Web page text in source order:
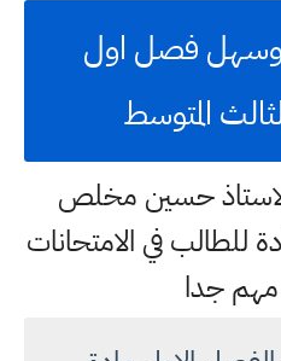
فصل اول
المتوسط
حسين مخلص
للطالب في الامتحانات
مهم جدا